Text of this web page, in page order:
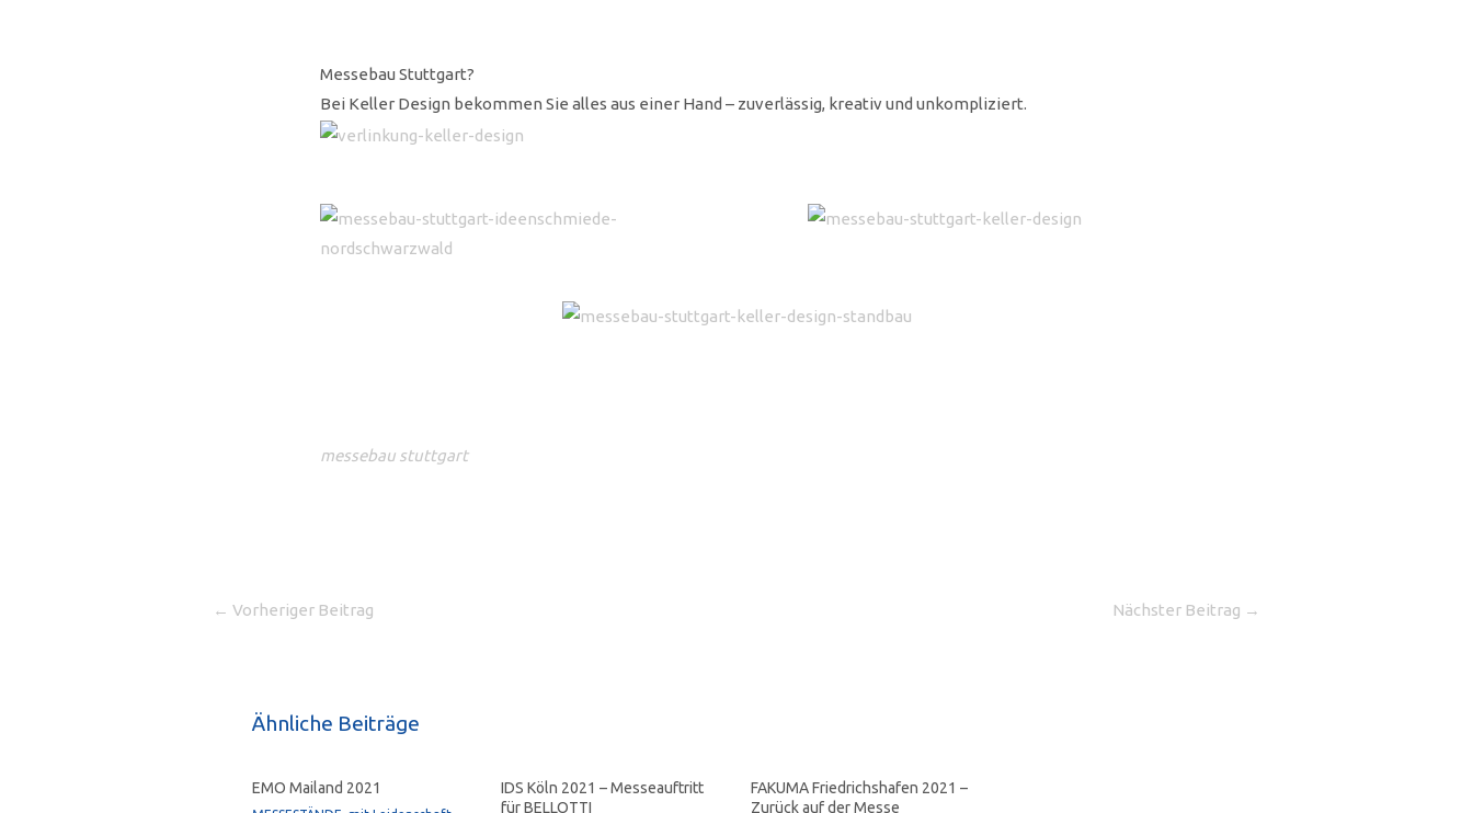
Messebau Stuttgart?
Bei Keller Design bekommen Sie alles aus einer Hand – zuverlässig, kreativ und unkompliziert.
messebau stuttgart
← Vorheriger Beitrag Nächster Beitrag →
Ähnliche Beiträge
EMO Mailand 2021
IDS Köln 2021 – Messeauftritt
für BELLOTTI
FAKUMA Friedrichshafen 2021 –
Zurück auf der Messe